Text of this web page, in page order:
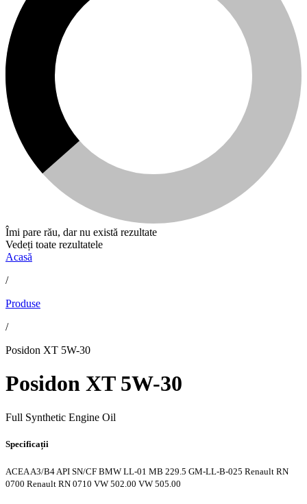
Îmi pare rău, dar nu există rezultate
Vedeți toate rezultatele
Acasă
/
Produse
/
Posidon XT 5W-30
Posidon XT 5W-30
Full Synthetic Engine Oil
Specificații
ACEA A3/B4API SN/CF BMW LL-01 MB 229.5 GM-LL-B-025 Renault RN
0700 Renault RN 0710 VW 502.00 VW 505.00